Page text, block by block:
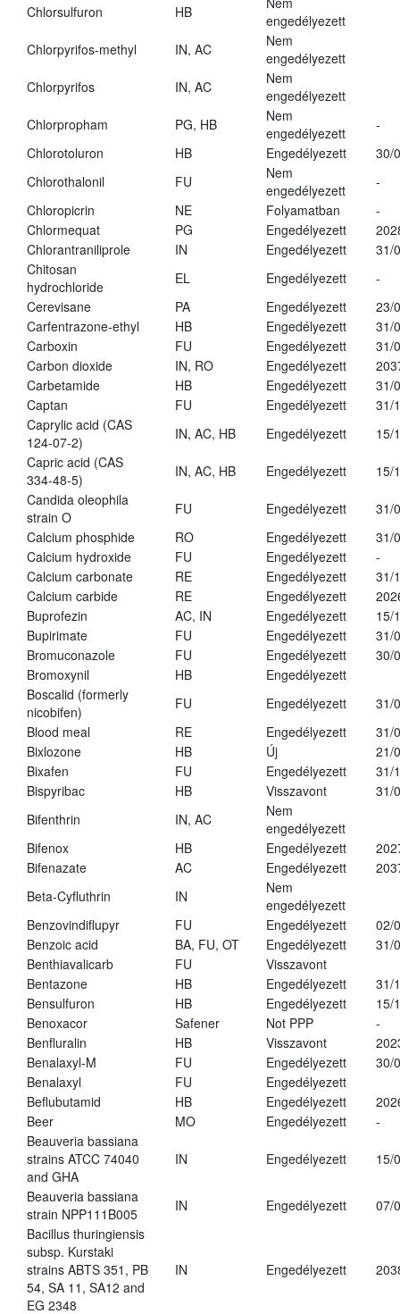
Chlorsulfuron
HB
engedélyezett
Chlorpyrifos-methyl
IN, AC
Nem
engedélyezett
Chlorpyrifos
IN, AC
Nem
engedélyezett
Chlorpropham
PG, HB
Nem
engedélyezett
-
Chlorotoluron
HB Engedélyezett
30/
Chlorothalonil
FU
Nem
engedélyezett
-
Chloropicrin
NE Folyamatban
-
Chlormequat
PG Engedélyezett
Chlorantraniliprole
IN Engedélyezett
31/
Chitosan
hydrochloride
EL Engedélyezett
-
Cerevisane
PA Engedélyezett
23/
Carfentrazone-ethyl
HB Engedélyezett
31/
Carboxin
FU Engedélyezett
31/
Carbon dioxide
IN, RO Engedélyezett
Carbetamide
HB Engedélyezett
31/
Captan
FU Engedélyezett
31/
Caprylic acid (CAS
124-07-2)
IN, AC, HB Engedélyezett
15/
Capric acid (CAS
334-48-5)
IN, AC, HB Engedélyezett
15/
Candida oleophila
strain O
FU Engedélyezett
31/
Calcium phosphide
RO Engedélyezett
31/
Calcium hydroxide
FU Engedélyezett
-
Calcium carbonate
RE Engedélyezett
31/
Calcium carbide
RE Engedélyezett
Buprofezin
AC, IN Engedélyezett
15/
Bupirimate
FU Engedélyezett
31/
Bromuconazole
FU Engedélyezett
30/
Bromoxynil
HB
Engedélyezett
Boscalid (formerly
nicobifen)
FU Engedélyezett
31/
Blood meal
RE Engedélyezett
31/
Bixlozone
HB Új
21/
Bixafen
FU Engedélyezett
31/
Bispyribac
HB Visszavont
31/
Bifenthrin
IN, AC
Nem
engedélyezett
Bifenox
HB Engedélyezett
Bifenazate
AC Engedélyezett
Beta-Cyfluthrin
IN
Nem
engedélyezett
Benzovindiflupyr
FU Engedélyezett
02/
Benzoic acid
BA, FU, OT Engedélyezett
31/
Benthiavalicarb
FU
Visszavont
Bentazone
HB Engedélyezett
31/
Bensulfuron
HB Engedélyezett
15/
Benoxacor
Safener Not PPP
-
Benfluralin
HB Visszavont
Benalaxyl-M
FU Engedélyezett
30/
Benalaxyl
FU
Engedélyezett
Beflubutamid
HB Engedélyezett
Beer
MO Engedélyezett
-
Beauveria bassiana
strains ATCC 74040
and GHA
IN Engedélyezett 15/
Beauveria bassiana
strain NPP111B005
IN Engedélyezett
07/
Bacillus thuringiensis
subsp. Kurstaki
strains ABTS 351, PB
54, SA 11, SA12 and
EG 2348
IN Engedélyezett